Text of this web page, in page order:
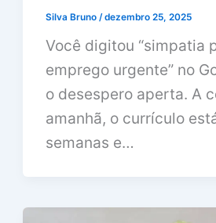
Silva Bruno/dezembro 25, 2025
Você digitou “simpatia
emprego urgente” no
o desespero aperta. A
amanhã, o currículo
semanas e…